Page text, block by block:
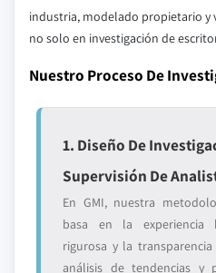
industria, modelado propietario y
no solo en investigación de
Nuestro Proceso De
1. Diseño De
Supervisión De
En GMI, nuestra
basa en la experiencia
rigurosa y la
análisis de tendencias y